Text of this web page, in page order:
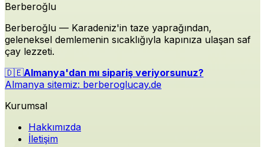
Berberoğlu
Berberoğlu — Karadeniz'in taze yaprağından,
geleneksel demlemenin sıcaklığıyla kapınıza ulaşan saf
çay lezzeti.
🇩🇪Almanya'dan mı sipariş veriyorsunuz?
Almanya sitemiz: berberoglucay.de
Kurumsal
Hakkımızda
İletişim